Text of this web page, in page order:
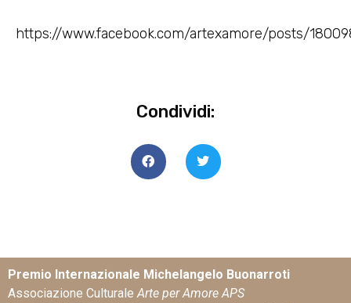
https://www.facebook.com/artexamore/posts/
Condividi:
Premio Internazionale Michelangelo Buonarroti
Associazione Culturale Arte per Amore APS